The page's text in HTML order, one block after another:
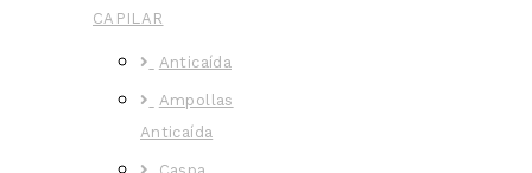
CAPILAR
Anticaída
Ampollas
Anticaída